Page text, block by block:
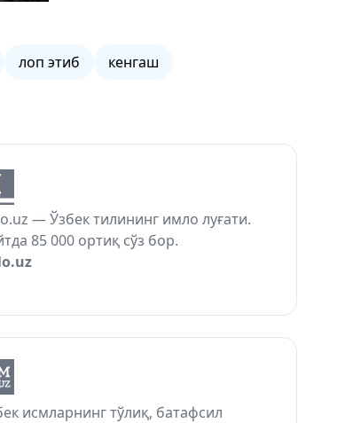
лоп этиб кенгаш
— Ўзбек тилининг имло луғати.
85 000 ортиқ сўз бор.
исмларнинг тўлиқ, батафсил